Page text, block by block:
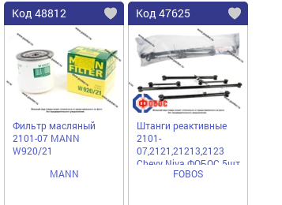
Код 48812
Фильтр масляный
2101-07 MANN
W920/21
MANN
Код 47625
Штанги реактивные
2101-
07,2121,21213,2123
Chevy Niva ФОБОС 5шт
FOBOS